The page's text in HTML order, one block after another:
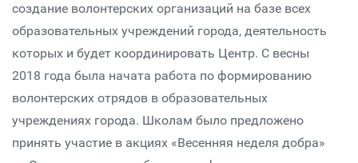
создание волонтерских организаций на базе всех
образовательных учреждений города, деятельность
которых и будет координировать Центр. С весны
2018 года была начата работа по формированию
волонтерских отрядов в образовательных
учреждениях города. Школам было предложено
принять участие в акциях «Весенняя неделя добра»